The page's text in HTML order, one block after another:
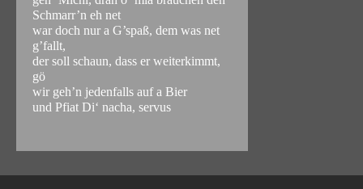
Schmarr’n eh net
war doch nur a G’spaß, dem was net
g’fallt,
der soll schaun, dass er weiterkimmt,
gö
wir geh’n jedenfalls auf a Bier
und Pfiat Di‘ nacha, servus